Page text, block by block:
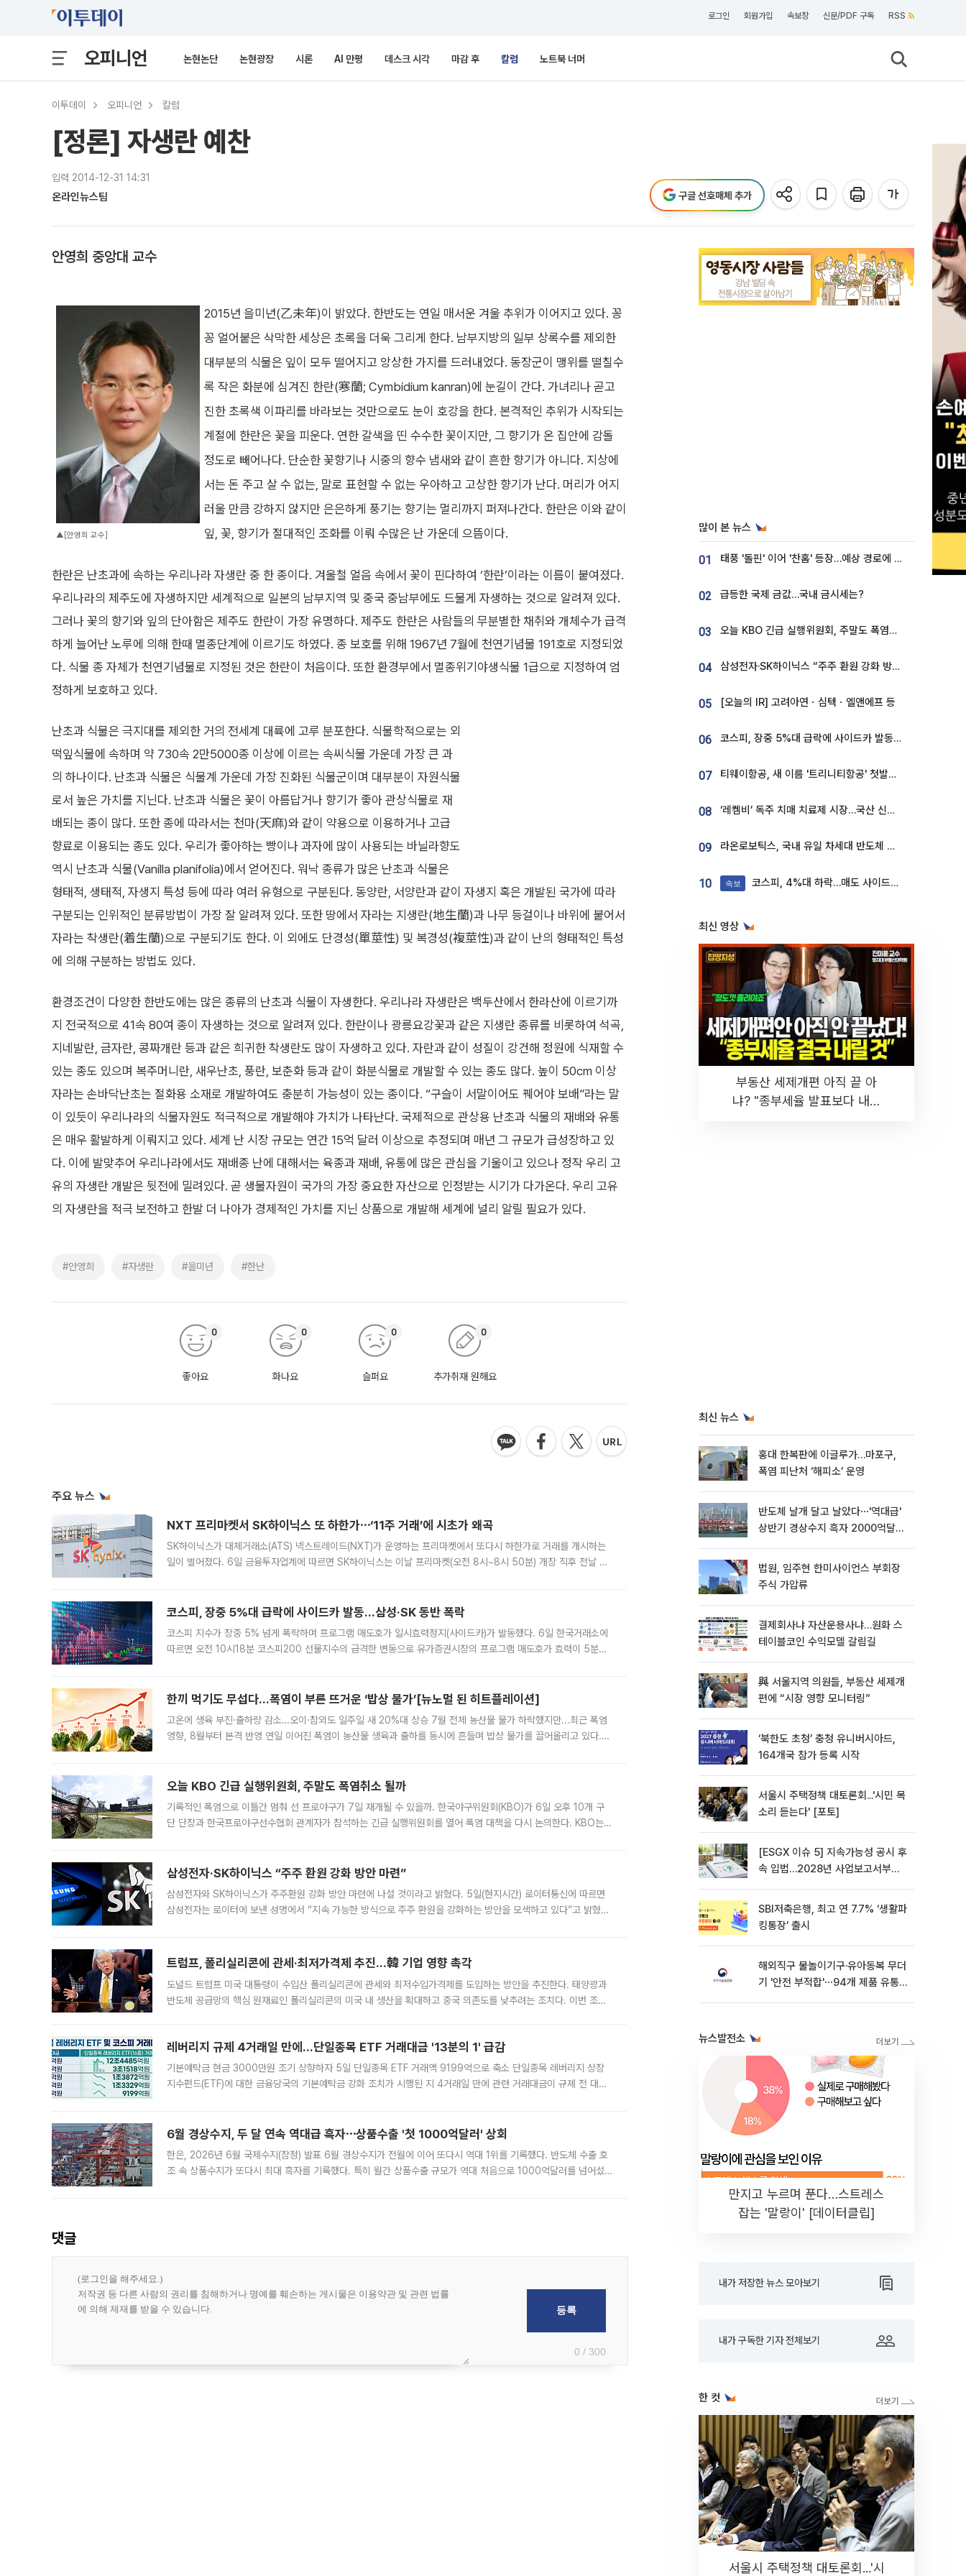
로그인 회원가입 속보창 신문/PDF 구독 RSS
오피니언 논현논단 논현광장 시론 AI 만평 데스크 시각 마감 후 칼럼 노트북 너머
이투데이 오피니언 칼럼
[정론] 자생란 예찬
입력 2014-12-31 14:31
온라인뉴스팀 구글 선호매체 추가
안영희 중앙대 교수
▲[안영희 교수]
2015년 을미년(乙未年)이 밝았다. 한반도는 연일 매서운 겨울 추위가 이어지고 있다. 꽁
꽁 얼어붙은 삭막한 세상은 초록을 더욱 그리게 한다. 남부지방의 일부 상록수를 제외한
대부분의 식물은 잎이 모두 떨어지고 앙상한 가지를 드러내었다. 동장군이 맹위를 떨칠수
록 작은 화분에 심겨진 한란(寒蘭; Cymbidium kanran)에 눈길이 간다. 가녀리나 곧고
진한 초록색 이파리를 바라보는 것만으로도 눈이 호강을 한다. 본격적인 추위가 시작되는
계절에 한란은 꽃을 피운다. 연한 갈색을 띤 수수한 꽃이지만, 그 향기가 온 집안에 감돌
정도로 빼어나다. 단순한 꽃향기나 시중의 향수 냄새와 같이 흔한 향기가 아니다. 지상에
서는 돈 주고 살 수 없는, 말로 표현할 수 없는 우아하고 고상한 향기가 난다. 머리가 어지
러울 만큼 강하지 않지만 은은하게 풍기는 향기는 멀리까지 퍼져나간다. 한란은 이와 같이
잎, 꽃, 향기가 절대적인 조화를 이뤄 수많은 난 가운데 으뜸이다.
한란은 난초과에 속하는 우리나라 자생란 중 한 종이다. 겨울철 얼음 속에서 꽃이 핀다하여 ‘한란’이라는 이름이 붙여졌다.
우리나라의 제주도에 자생하지만 세계적으로 일본의 남부지역 및 중국 중남부에도 드물게 자생하는 것으로 알려져 있다.
그러나 꽃의 향기와 잎의 단아함은 제주도 한란이 가장 유명하다. 제주도 한란은 사람들의 무분별한 채취와 개체수가 급격
하게 늘어난 노루에 의해 한때 멸종단계에 이르기도 하였다. 종 보호를 위해 1967년 7월에 천연기념물 191호로 지정되었
다. 식물 종 자체가 천연기념물로 지정된 것은 한란이 처음이다. 또한 환경부에서 멸종위기야생식물 1급으로 지정하여 엄
정하게 보호하고 있다.
난초과 식물은 극지대를 제외한 거의 전세계 대륙에 고루 분포한다. 식물학적으로는 외
떡잎식물에 속하며 약 730속 2만5000종 이상에 이르는 속씨식물 가운데 가장 큰 과
의 하나이다. 난초과 식물은 식물계 가운데 가장 진화된 식물군이며 대부분이 자원식물
로서 높은 가치를 지닌다. 난초과 식물은 꽃이 아름답거나 향기가 좋아 관상식물로 재
배되는 종이 많다. 또한 종에 따라서는 천마(天麻)와 같이 약용으로 이용하거나 고급
향료로 이용되는 종도 있다. 우리가 좋아하는 빵이나 과자에 많이 사용되는 바닐라향도
역시 난초과 식물(Vanilla planifolia)에서 얻어진다. 워낙 종류가 많은 난초과 식물은
형태적, 생태적, 자생지 특성 등에 따라 여러 유형으로 구분된다. 동양란, 서양란과 같이 자생지 혹은 개발된 국가에 따라
구분되는 인위적인 분류방법이 가장 잘 알려져 있다. 또한 땅에서 자라는 지생란(地生蘭)과 나무 등걸이나 바위에 붙어서
자라는 착생란(着生蘭)으로 구분되기도 한다. 이 외에도 단경성(單莖性) 및 복경성(複莖性)과 같이 난의 형태적인 특성
에 의해 구분하는 방법도 있다.
환경조건이 다양한 한반도에는 많은 종류의 난초과 식물이 자생한다. 우리나라 자생란은 백두산에서 한라산에 이르기까
지 전국적으로 41속 80여 종이 자생하는 것으로 알려져 있다. 한란이나 광릉요강꽃과 같은 지생란 종류를 비롯하여 석곡,
지네발란, 금자란, 콩짜개란 등과 같은 희귀한 착생란도 많이 자생하고 있다. 자란과 같이 성질이 강건해 정원에 식재할 수
있는 종도 있으며 복주머니란, 새우난초, 풍란, 보춘화 등과 같이 화분식물로 개발할 수 있는 종도 많다. 높이 50cm 이상
자라는 손바닥난초는 절화용 소재로 개발하여도 충분히 가능성이 있는 종이다. “구슬이 서말이어도 꿰어야 보배”라는 말
이 있듯이 우리나라의 식물자원도 적극적으로 개발해야 가치가 나타난다. 국제적으로 관상용 난초과 식물의 재배와 유통
은 매우 활발하게 이뤄지고 있다. 세계 난 시장 규모는 연간 15억 달러 이상으로 추정되며 매년 그 규모가 급성장하고 있
다. 이에 발맞추어 우리나라에서도 재배종 난에 대해서는 육종과 재배, 유통에 많은 관심을 기울이고 있으나 정작 우리 고
유의 자생란 개발은 뒷전에 밀려있다. 곧 생물자원이 국가의 가장 중요한 자산으로 인정받는 시기가 다가온다. 우리 고유
의 자생란을 적극 보전하고 한발 더 나아가 경제적인 가치를 지닌 상품으로 개발해 세계에 널리 알릴 필요가 있다.
#안영희 #자생란 #을미년 #한난
좋아요
0
화나요
0
슬퍼요
0
추가취재 원해요
0
주요 뉴스
NXT 프리마켓서 SK하이닉스 또 하한가⋯‘11주 거래’에 시초가 왜곡
SK하이닉스가 대체거래소(ATS) 넥스트레이드(NXT)가 운영하는 프리마켓에서 또다시 하한가로 거래를 개시하는
일이 벌어졌다. 6일 금융투자업계에 따르면 SK하이닉스는 이날 프리마켓(오전 8시~8시 50분) 개장 직후 전날 정
코스피, 장중 5%대 급락에 사이드카 발동…삼성·SK 동반 폭락
코스피 지수가 장중 5% 넘게 폭락하며 프로그램 매도호가 일시효력정지(사이드카)가 발동했다. 6일 한국거래소에
따르면 오전 10시18분 코스피200 선물지수의 급격한 변동으로 유가증권시장의 프로그램 매도호가 효력이 5분간
한끼 먹기도 무섭다...폭염이 부른 뜨거운 ‘밥상 물가’[뉴노멀 된 히트플레이션]
고온에 생육 부진·출하량 감소…오이·참외도 일주일 새 20%대 상승 7월 전체 농산물 물가 하락했지만...최근 폭염
영향, 8월부터 본격 반영 연일 이어진 폭염이 농산물 생육과 출하를 동시에 흔들며 밥상 물가를 끌어올리고 있다.
오늘 KBO 긴급 실행위원회, 주말도 폭염취소 될까
기록적인 폭염으로 이틀간 멈춰 선 프로야구가 7일 재개될 수 있을까. 한국야구위원회(KBO)가 6일 오후 10개 구
단 단장과 한국프로야구선수협회 관계자가 참석하는 긴급 실행위원회를 열어 폭염 대책을 다시 논의한다. KBO는
삼성전자·SK하이닉스 “주주 환원 강화 방안 마련”
삼성전자와 SK하이닉스가 주주환원 강화 방안 마련에 나설 것이라고 밝혔다. 5일(현지시간) 로이터통신에 따르면
삼성전자는 로이터에 보낸 성명에서 “지속 가능한 방식으로 주주 환원을 강화하는 방안을 모색하고 있다”고 밝혔다.
트럼프, 폴리실리콘에 관세·최저가격제 추진…韓 기업 영향 촉각
도널드 트럼프 미국 대통령이 수입산 폴리실리콘에 관세와 최저수입가격제를 도입하는 방안을 추진한다. 태양광과
반도체 공급망의 핵심 원재료인 폴리실리콘의 미국 내 생산을 확대하고 중국 의존도를 낮추려는 조치다. 이번 조처
레버리지 규제 4거래일 만에…단일종목 ETF 거래대금 '13분의 1' 급감
기본예탁금 현금 3000만원 조기 상향하자 5일 단일종목 ETF 거래액 9199억으로 축소 단일종목 레버리지 상장
지수펀드(ETF)에 대한 금융당국의 기본예탁금 강화 조치가 시행된 지 4거래일 만에 관련 거래대금이 규제 전 대비
6월 경상수지, 두 달 연속 역대급 흑자⋯상품수출 '첫 1000억달러' 상회
한은, 2026년 6월 국제수지(잠정) 발표 6월 경상수지가 전월에 이어 또다시 역대 1위를 기록했다. 반도체 수출 호
조 속 상품수지가 또다시 최대 흑자를 기록했다. 특히 월간 상품수출 규모가 역대 처음으로 1000억달러를 넘어섰
댓글
0 / 300
많이 본 뉴스
01 태풍 '돌핀' 이어 '찬홈' 등장…예상 경로에 한국 '한숨'
02 급등한 국제 금값…국내 금시세는?
03 오늘 KBO 긴급 실행위원회, 주말도 폭염취소 될까
04 삼성전자·SK하이닉스 “주주 환원 강화 방안 마련”
05 [오늘의 IR] 고려아연ㆍ심텍ㆍ엘앤에프 등
06 코스피, 장중 5%대 급락에 사이드카 발동…삼성·SK 동반 폭락
07 티웨이항공, 새 이름 '트리니티항공' 첫발…SSC 전략 본격화
08 ‘레켐비’ 독주 치매 치료제 시장…국산 신약 등장하나
09 라온로보틱스, 국내 유일 차세대 반도체 공정 로봇 개발 ‘고객사 테스트 진행’
10 속보 코스피, 4%대 하락…매도 사이드카 발동
최신 영상
부동산 세제개편 아직 끝 아
냐? "종부세율 발표보다 내릴
최신 뉴스
홍대 한복판에 이글루가…마포구,
폭염 피난처 ‘해피소’ 운영
반도체 날개 달고 날았다⋯'역대급'
상반기 경상수지 흑자 2000억달러
법원, 임주현 한미사이언스 부회장
주식 가압류
결제회사냐 자산운용사냐…원화 스
테이블코인 수익모델 갈림길
與 서울지역 의원들, 부동산 세제개
편에 “시장 영향 모니터링”
‘북한도 초청’ 충청 유니버시아드,
164개국 참가 등록 시작
서울시 주택정책 대토론회...'시민 목
소리 듣는다' [포토]
[ESGX 이슈 5] 지속가능성 공시 후
속 입법…2028년 사업보고서부터
SBI저축은행, 최고 연 7.7% ‘생활파
킹통장’ 출시
해외직구 물놀이기구·유아동복 무더
기 '안전 부적합'⋯94개 제품 유통
뉴스발전소
만지고 누르며 푼다…스트레스
잡는 '말랑이' [데이터클립]
내가 저장한 뉴스 모아보기
내가 구독한 기자 전체보기
한 컷
서울시 주택정책 대토론회...'시